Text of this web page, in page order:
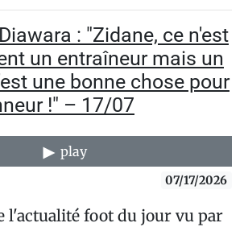
: "Zidane, ce n'est
un entraîneur mais un
une bonne chose pour
!" – 17/07
play
07/17/2026
l'actualité foot du jour vu par